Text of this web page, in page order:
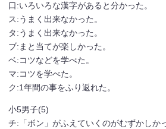
口:いろいろな漢字があると分かった。
ス:うまく出来なかった。
タ:うまく出来なかった。
ブ:まと当てが楽しかった。
ベ:コツなどを学べた。
マ:コツを学べた。
ク:1年間の事をふり返れた。
小5男子(5)
チ:「ボン」がふえていくのがむずかしか